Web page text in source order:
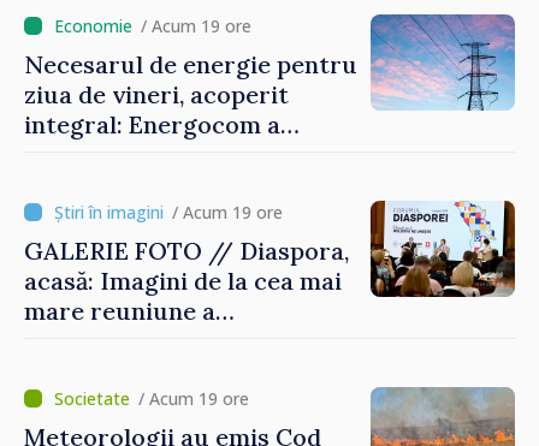
/ Acum 19 ore
Necesarul de energie pentru
ziua de vineri, acoperit
integral: Energocom a
/ Acum 19 ore
GALERIE FOTO // Diaspora,
acasă: Imagini de la cea mai
mare reuniune a
/ Acum 19 ore
Meteorologii au emis Cod